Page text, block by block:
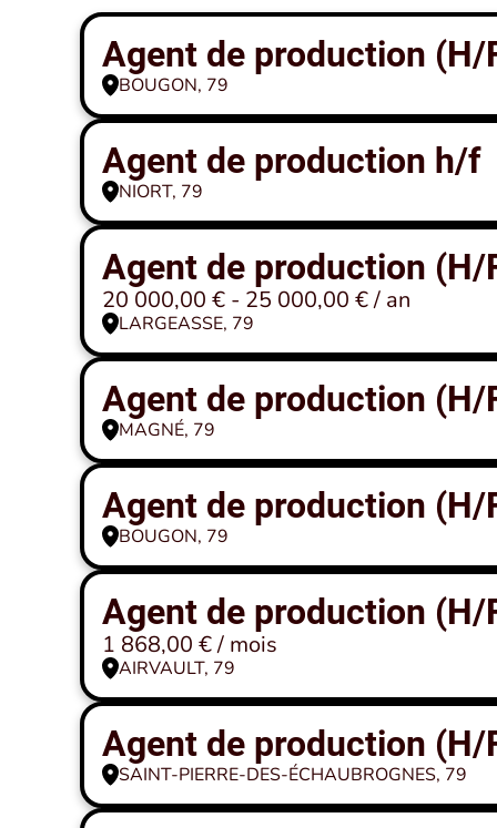
Agent de production (H/
BOUGON, 79
Agent de production h/f
NIORT, 79
Agent de production (H/
20 000,00 € - 25 000,00 € / an
LARGEASSE, 79
Agent de production (H/
MAGNÉ, 79
Agent de production (H/
BOUGON, 79
Agent de production (H/
1 868,00 € / mois
AIRVAULT, 79
Agent de production (H/
SAINT-PIERRE-DES-ÉCHAUBROGNES, 79